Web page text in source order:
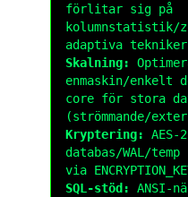
förlitar sig på
kolumnstatistik/
adaptiva
Skalning:
enmaskin/enkelt
core för stora
(strömmande/
Kryptering:
AES-
databas/WAL/
via
SQL-stöd:
ANSI-